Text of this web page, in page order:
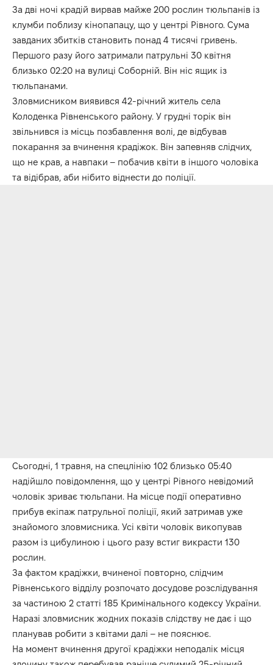
За дві ночі крадій вирвав майже 200 рослин тюльпанів із
клумби поблизу кінопапацу, що у центрі Рівного. Сума
завданих збитків становить понад 4 тисячі гривень.
Першого разу його затримали патрульні 30 квітня
близько 02:20 на вулиці Соборній. Він ніс ящик із
тюльпанами.
Зловмисником виявився 42-річний житель села
Колоденка Рівненського району. У грудні торік він
звільнився із місць позбавлення волі, де відбував
покарання за вчинення крадіжок. Він запевняв слідчих,
що не крав, а навпаки – побачив квіти в іншого чоловіка
та відібрав, аби нібито віднести до поліції.
Сьогодні, 1 травня, на спецлінію 102 близько 05:40
надійшло повідомлення, що у центрі Рівного невідомий
чоловік зриває тюльпани. На місце події оперативно
прибув екіпаж патрульної поліції, який затримав уже
знайомого зловмисника. Усі квіти чоловік викопував
разом із цибулиною і цього разу встиг викрасти 130
рослин.
За фактом крадіжки, вчиненої повторно, слідчим
Рівненського відділу розпочато досудове розслідування
за частиною 2 статті 185 Кримінального кодексу України.
Наразі зловмисник жодних показів слідству не дає і що
планував робити з квітами далі – не пояснює.
На момент вчинення другої крадіжки неподалік місця